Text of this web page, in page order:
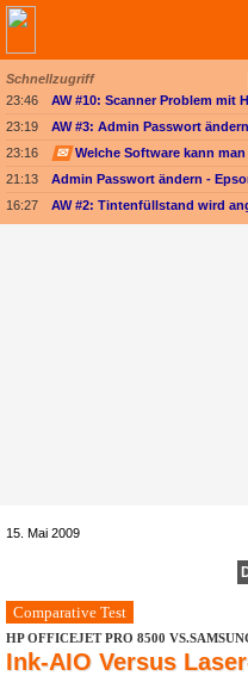
Schnellzugriff
23:46
AW #10: Scanner Problem mit
23:19
AW #3: Admin Passwort
23:16
✉
21:13
Admin Passwort ändern -
16:27
15. Mai 2009
Comparative Test
HP OFFICEJET PRO 8500
Ink-AIO Versus
Angebote